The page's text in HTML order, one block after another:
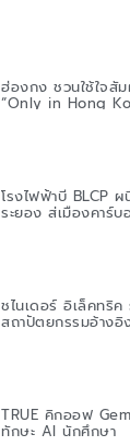
ฮ่องกง ชวนใช้ใจสั
“Only in Hong
โรงไฟฟ้าบี BLCP
ระยอง สู่เมืองคาร์บ
ชไนเดอร์ อิเล็คทริ
สถาปัตยกรรมอ้าง
TRUE คิกออฟ
ทักษะ AI นักศึกษา